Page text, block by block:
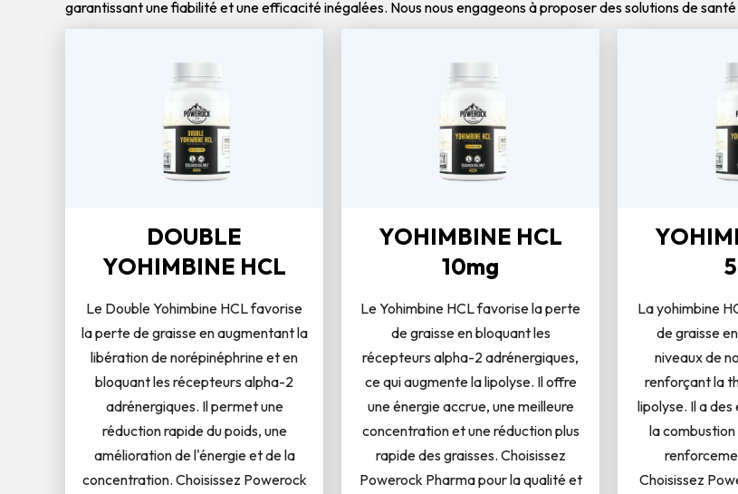
garantissant une fiabilité et une efficacité inégalées. Nous nous engageons à proposer des solutions de
DOUBLE
YOHIMBINE HCL
Le Double Yohimbine HCL favorise
la perte de graisse en augmentant la
libération de norépinéphrine et en
bloquant les récepteurs alpha-2
adrénergiques. Il permet une
réduction rapide du poids, une
amélioration de l'énergie et de la
concentration. Choisissez Powerock
YOHIMBINE HCL
10mg
Le Yohimbine HCL favorise la perte
de graisse en bloquant les
récepteurs alpha-2 adrénergiques,
ce qui augmente la lipolyse. Il offre
une énergie accrue, une meilleure
concentration et une réduction plus
rapide des graisses. Choisissez
Powerock Pharma pour la qualité et
La yohimbine
de graisse
niveaux de
renforçant la
lipolyse. Il a
la
Choisissez